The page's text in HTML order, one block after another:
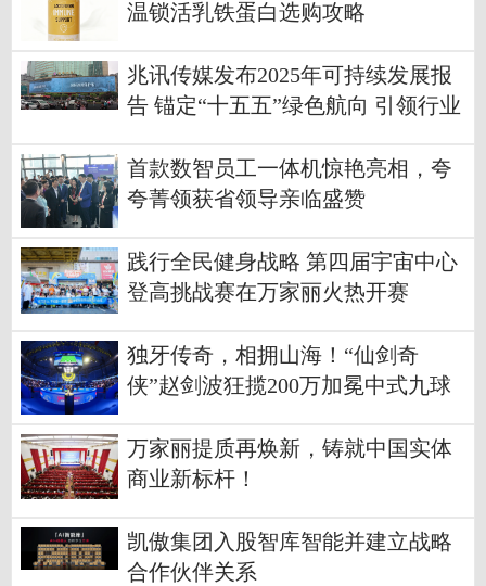
温锁活乳铁蛋白选购攻略
兆讯传媒发布2025年可持续发展报
告 锚定“十五五”绿色航向 引领行业
首款数智员工一体机惊艳亮相，夸
夸菁领获省领导亲临盛赞
践行全民健身战略 第四届宇宙中心
登高挑战赛在万家丽火热开赛
独牙传奇，相拥山海！“仙剑奇
侠”赵剑波狂揽200万加冕中式九球
万家丽提质再焕新，铸就中国实体
商业新标杆！
凯傲集团入股智库智能并建立战略
合作伙伴关系